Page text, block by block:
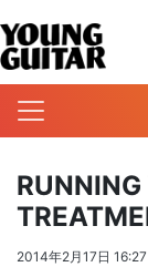
2014年2月17日 16:27